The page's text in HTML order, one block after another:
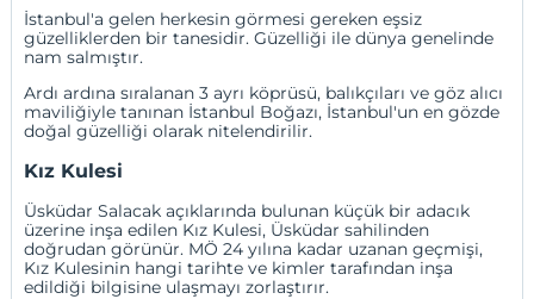
İstanbul'a gelen herkesin görmesi gereken eşsiz
güzelliklerden bir tanesidir. Güzelliği ile dünya genelinde
nam salmıştır.
Ardı ardına sıralanan 3 ayrı köprüsü, balıkçıları ve göz alıcı
maviliğiyle tanınan İstanbul Boğazı, İstanbul'un en gözde
doğal güzelliği olarak nitelendirilir.
Kız Kulesi
Üsküdar Salacak açıklarında bulunan küçük bir adacık
üzerine inşa edilen Kız Kulesi, Üsküdar sahilinden
doğrudan görünür. MÖ 24 yılına kadar uzanan geçmişi,
Kız Kulesinin hangi tarihte ve kimler tarafından inşa
edildiği bilgisine ulaşmayı zorlaştırır.